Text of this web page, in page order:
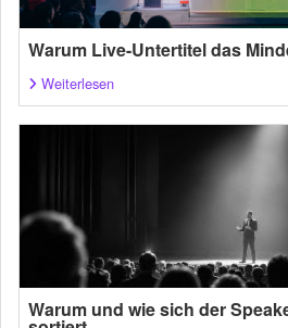
Warum Live-Untertitel das
Weiterlesen
Warum und wie sich der